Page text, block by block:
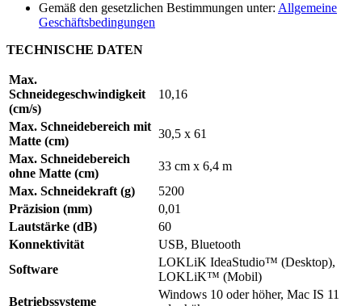
Gemäß den gesetzlichen Bestimmungen unter: Allgemeine
Geschäftsbedingungen
TECHNISCHE DATEN
Max.
Schneidegeschwindigkeit
(cm/s)
10,16
Max. Schneidebereich mit
Matte (cm)
30,5 x 61
Max. Schneidebereich
ohne Matte (cm)
33 cm x 6,4 m
Max. Schneidekraft (g)
5200
Präzision (mm)
0,01
Lautstärke (dB)
60
Konnektivität
USB, Bluetooth
Software
LOKLiK IdeaStudio™ (Desktop),
LOKLiK™ (Mobil)
Betriebssysteme
Windows 10 oder höher, Mac IS 11